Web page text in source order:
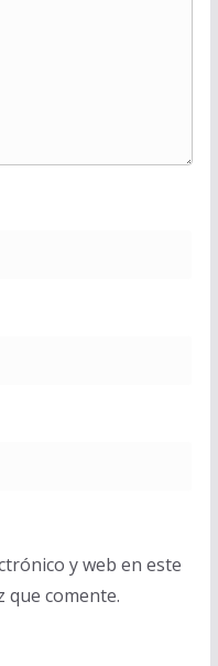
y web en este
que comente.